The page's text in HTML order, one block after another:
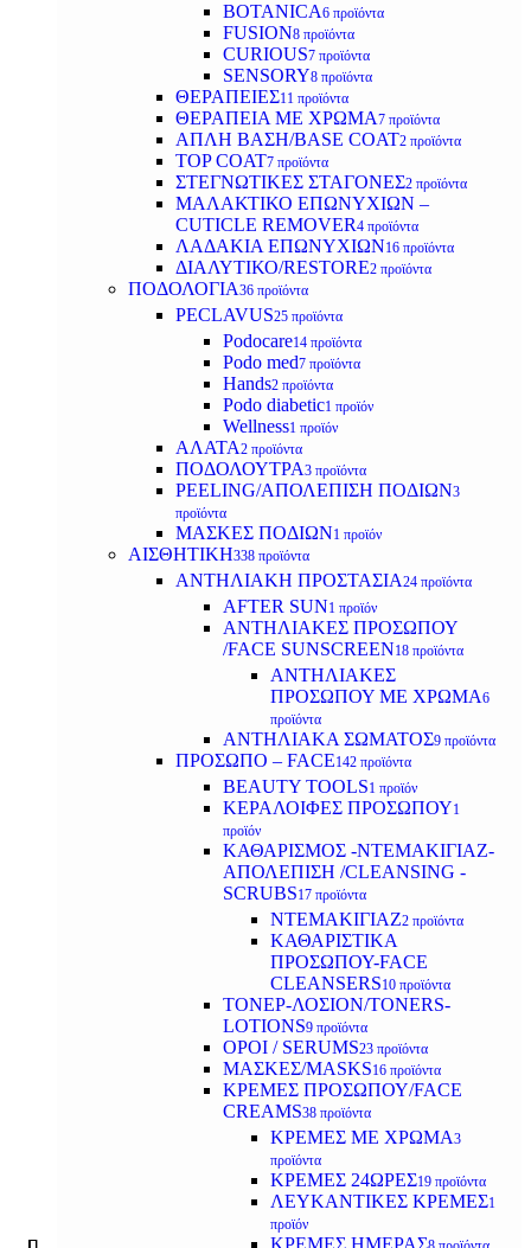
BOTANICA6 προϊόντα
FUSION8 προϊόντα
CURIOUS7 προϊόντα
SENSORY8 προϊόντα
ΘΕΡΑΠΕΙΕΣ11 προϊόντα
ΘΕΡΑΠΕΙΑ ΜΕ ΧΡΩΜΑ7 προϊόντα
ΑΠΛΗ ΒΑΣΗ/BASE COAT2 προϊόντα
TOP COAT7 προϊόντα
ΣΤΕΓΝΩΤΙΚΕΣ ΣΤΑΓΟΝΕΣ2 προϊόντα
ΜΑΛΑΚΤΙΚΟ ΕΠΩΝΥΧΙΩΝ –
CUTICLE REMOVER4 προϊόντα
ΛΑΔΑΚΙΑ ΕΠΩΝΥΧΙΩΝ16 προϊόντα
ΔΙΑΛΥΤΙΚΟ/RESTORE2 προϊόντα
ΠΟΔΟΛΟΓΙΑ36 προϊόντα
PECLAVUS25 προϊόντα
Podocare14 προϊόντα
Podo med7 προϊόντα
Hands2 προϊόντα
Podo diabetic1 προϊόν
Wellness1 προϊόν
ΑΛΑΤΑ2 προϊόντα
ΠΟΔΟΛΟΥΤΡΑ3 προϊόντα
PEELING/ΑΠΟΛΕΠΙΣΗ ΠΟΔΙΩΝ3
προϊόντα
ΜΑΣΚΕΣ ΠΟΔΙΩΝ1 προϊόν
ΑΙΣΘΗΤΙΚΗ338 προϊόντα
ΑΝΤΗΛΙΑΚΗ ΠΡΟΣΤΑΣΙΑ24 προϊόντα
AFTER SUN1 προϊόν
ΑΝΤΗΛΙΑΚΕΣ ΠΡΟΣΩΠΟΥ
/FACE SUNSCREEN18 προϊόντα
ΑΝΤΗΛΙΑΚΕΣ
ΠΡΟΣΩΠΟΥ ΜΕ ΧΡΩΜΑ6
προϊόντα
ΑΝΤΗΛΙΑΚΑ ΣΩΜΑΤΟΣ9 προϊόντα
ΠΡΟΣΩΠΟ – FACE142 προϊόντα
BEAUTY TOOLS1 προϊόν
ΚΕΡΑΛΟΙΦΕΣ ΠΡΟΣΩΠΟΥ1
προϊόν
ΚΑΘΑΡΙΣΜΟΣ -ΝΤΕΜΑΚΙΓΙΑΖ-
ΑΠΟΛΕΠΙΣΗ /CLEANSING -
SCRUBS17 προϊόντα
ΝΤΕΜΑΚΙΓΙΑΖ2 προϊόντα
ΚΑΘΑΡΙΣΤΙΚΑ
ΠΡΟΣΩΠΟΥ-FACE
CLEANSERS10 προϊόντα
ΤΟΝΕΡ-ΛΟΣΙΟΝ/TONERS-
LOTIONS9 προϊόντα
ΟΡΟΙ / SERUMS23 προϊόντα
ΜΑΣΚΕΣ/MASKS16 προϊόντα
ΚΡΕΜΕΣ ΠΡΟΣΩΠΟΥ/FACE
CREAMS38 προϊόντα
ΚΡΕΜΕΣ ΜΕ ΧΡΩΜΑ3
προϊόντα
ΚΡΕΜΕΣ 24ΩΡΕΣ19 προϊόντα
ΛΕΥΚΑΝΤΙΚΕΣ ΚΡΕΜΕΣ1
προϊόν
ΚΡΕΜΕΣ ΗΜΕΡΑΣ